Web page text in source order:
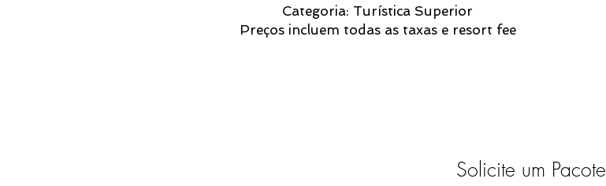
Categoria: Turística Superior
Preços incluem todas as taxas e resort fee
Solicite um Pacote